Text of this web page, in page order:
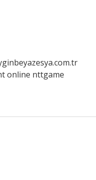
online nttgame